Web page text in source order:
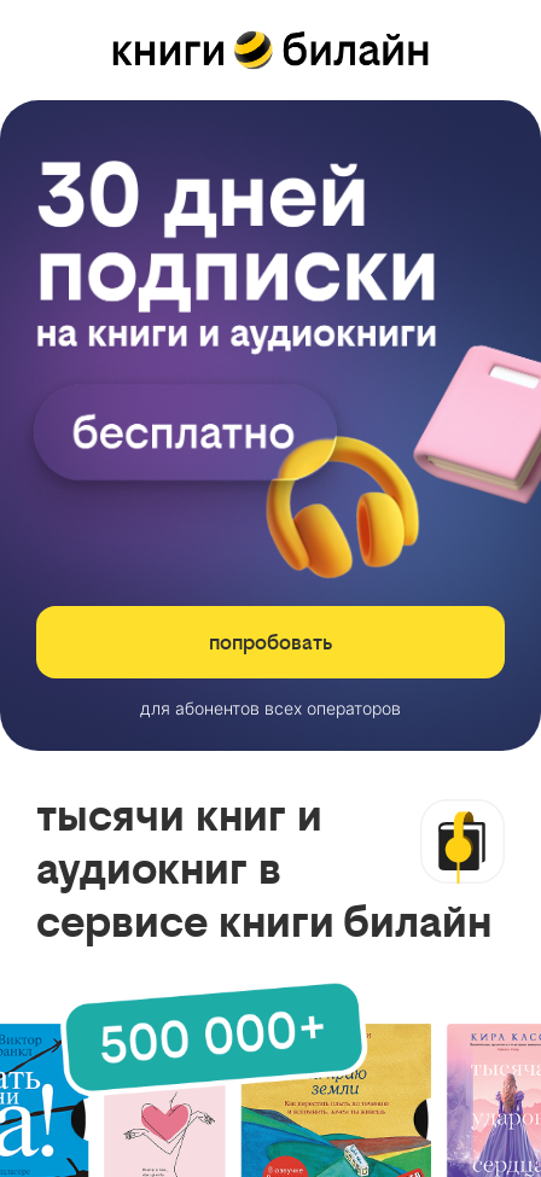
попробовать
для абонентов всех операторов
тысячи книг и
аудиокниг в
сервисе книги билайн